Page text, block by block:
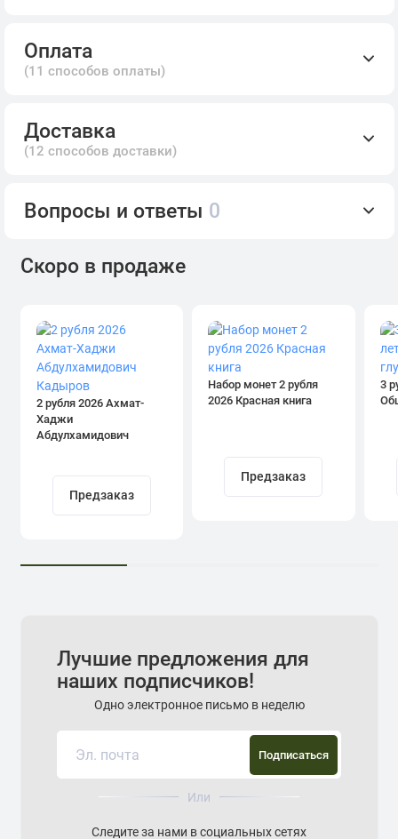
Оплата
(11 способов оплаты)
Доставка
(12 способов доставки)
Вопросы и ответы 0
Скоро в продаже
2 рубля 2026 Ахмат-
Хаджи
Абдулхамидович
Предзаказ
Набор монет 2 рубля
2026 Красная книга
Предзаказ
3
Лучшие предложения для
наших подписчиков!
Одно электронное письмо в неделю
Подписаться
Или
Следите за нами в социальных сетях